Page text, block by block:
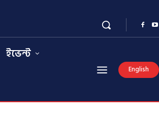
ইভেন্ট
English